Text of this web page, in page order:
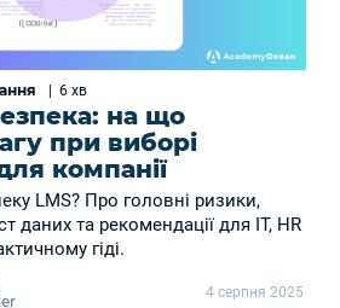
6 хв
на що
при виборі
компанії
LMS? Про головні ризики,
даних та рекомендації для ІТ, HR
гіді.
4 серпня 2025